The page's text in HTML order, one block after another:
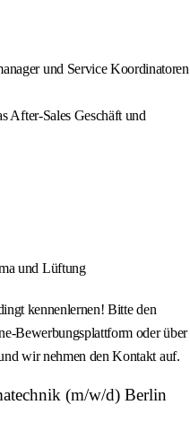
und Service Koordinatoren
After-Sales Geschäft und
und Lüftung
kennenlernen! Bitte den
Bewerbungsplattform oder über
wir nehmen den Kontakt auf.
(m/w/d) Berlin